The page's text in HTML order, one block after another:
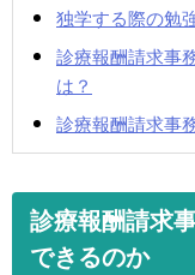
独学する際の勉
診療報酬請求事
は？
診療報酬請求事
診療報酬請求
できるのか